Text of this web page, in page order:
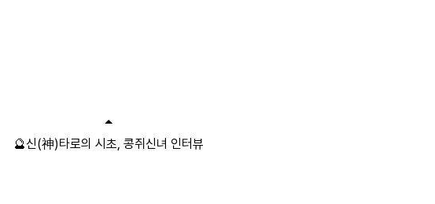
🔮신(神)타로의 시초, 콩쥐신녀 인터뷰